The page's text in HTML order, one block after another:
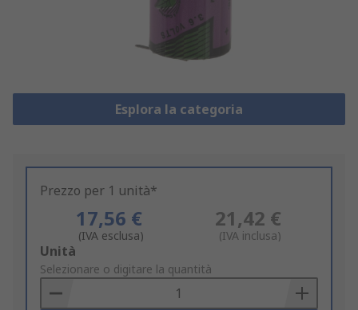
Esplora la categoria
Prezzo per 1 unità*
17,56 €
(IVA esclusa)
21,42 €
(IVA inclusa)
Add
to
Basket
Unità
Selezionare o digitare la quantità